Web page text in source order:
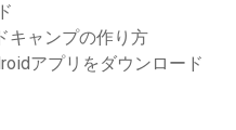
キャンプの作り方
アプリをダウンロード